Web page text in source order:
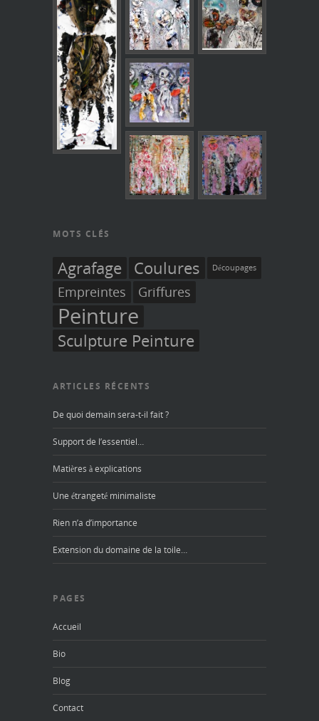
MOTS CLÉS
Agrafage Coulures Découpages
Empreintes Griffures
Peinture
Sculpture Peinture
ARTICLES RÉCENTS
De quoi demain sera-t-il fait ?
Support de l’essentiel…
Matières à explications
Une étrangeté minimaliste
Rien n’a d’importance
Extension du domaine de la toile…
PAGES
Accueil
Bio
Blog
Contact